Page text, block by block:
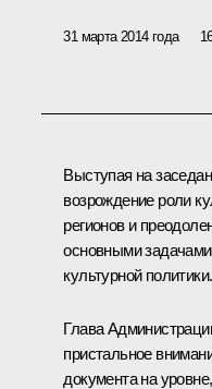
31 марта 2014 года
Выступая на
возрождение роли
регионов и
основными
культурной политики.
Глава
пристальное
документа на